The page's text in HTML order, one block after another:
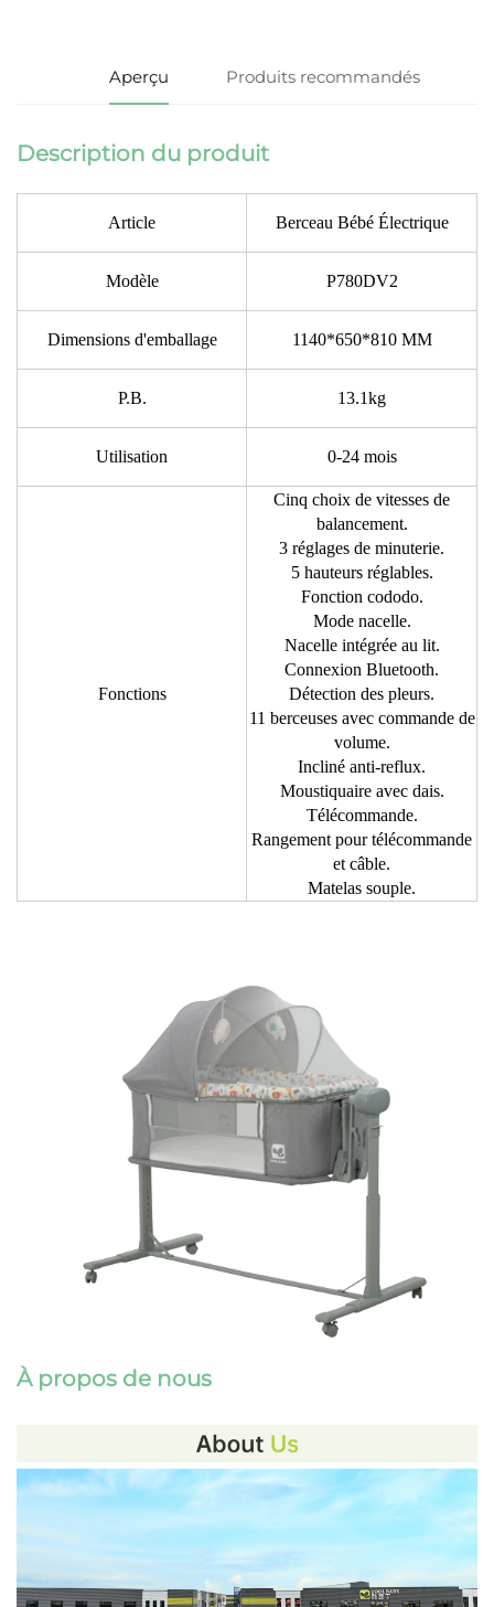
Aperçu Produits recommandés
Description du produit
Article Berceau Bébé Électrique
Modèle P780DV2
Dimensions d'emballage 1140*650*810 MM
P.B. 13.1kg
Utilisation 0-24 mois
Fonctions
Cinq choix de vitesses de
balancement.
3 réglages de minuterie.
5 hauteurs réglables.
Fonction cododo.
Mode nacelle.
Nacelle intégrée au lit.
Connexion Bluetooth.
Détection des pleurs.
11 berceuses avec commande de
volume.
Incliné anti-reflux.
Moustiquaire avec dais.
Télécommande.
Rangement pour télécommande
et câble.
Matelas souple.
À propos de nous